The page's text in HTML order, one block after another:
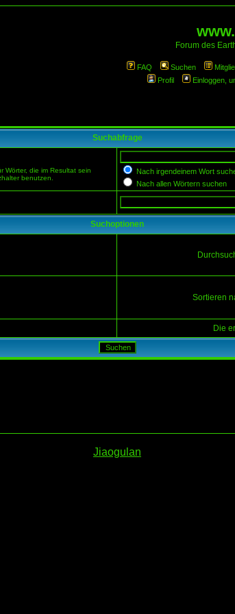
Forum des
FAQ Suchen
Profil
Einloggen,
Suchabfrage
Wörter, die im Resultat sein
benutzen.
Nach irgendeinem Wort
Nach allen Wörtern suchen
Suchoptionen
Sortieren
Die
Jiaogulan